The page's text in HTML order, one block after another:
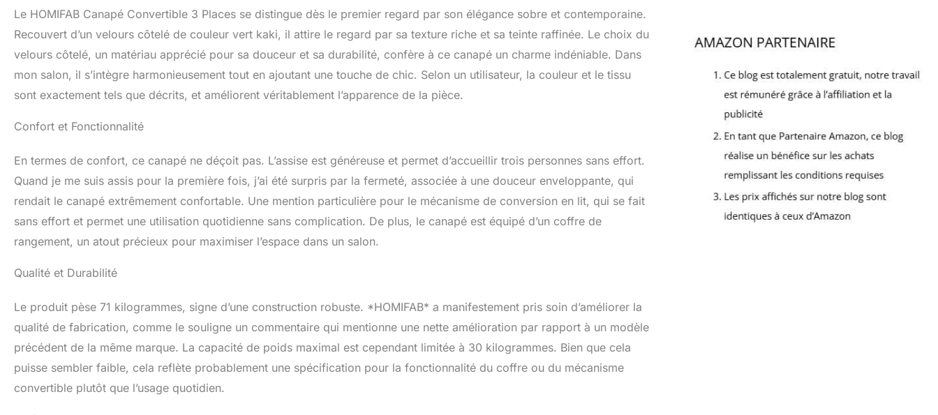
Le HOMIFAB Canapé Convertible 3 Places se distingue dès le premier regard par son élégance sobre et contemporaine.
Recouvert d’un velours côtelé de couleur vert kaki, il attire le regard par sa texture riche et sa teinte raffinée. Le choix du
velours côtelé, un matériau apprécié pour sa douceur et sa durabilité, confère à ce canapé un charme indéniable. Dans
mon salon, il s’intègre harmonieusement tout en ajoutant une touche de chic. Selon un utilisateur, la couleur et le tissu
sont exactement tels que décrits, et améliorent véritablement l’apparence de la pièce.
Confort et Fonctionnalité
En termes de confort, ce canapé ne déçoit pas. L’assise est généreuse et permet d’accueillir trois personnes sans effort.
Quand je me suis assis pour la première fois, j’ai été surpris par la fermeté, associée à une douceur enveloppante, qui
rendait le canapé extrêmement confortable. Une mention particulière pour le mécanisme de conversion en lit, qui se fait
sans effort et permet une utilisation quotidienne sans complication. De plus, le canapé est équipé d’un coffre de
rangement, un atout précieux pour maximiser l’espace dans un salon.
Qualité et Durabilité
Le produit pèse 71 kilogrammes, signe d’une construction robuste. *HOMIFAB* a manifestement pris soin d’améliorer la
qualité de fabrication, comme le souligne un commentaire qui mentionne une nette amélioration par rapport à un modèle
précédent de la même marque. La capacité de poids maximal est cependant limitée à 30 kilogrammes. Bien que cela
puisse sembler faible, cela reflète probablement une spécification pour la fonctionnalité du coffre ou du mécanisme
convertible plutôt que l’usage quotidien.